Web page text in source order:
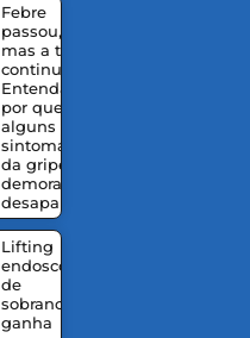
Febre
passou,
mas a tosse
continua?
Entenda
por que
alguns
sintomas
da gripe
demoram a
desaparecer
Lifting
endoscópico
de
sobrancelhas
ganha